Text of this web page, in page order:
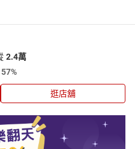
2.4萬
57%
逛店舖